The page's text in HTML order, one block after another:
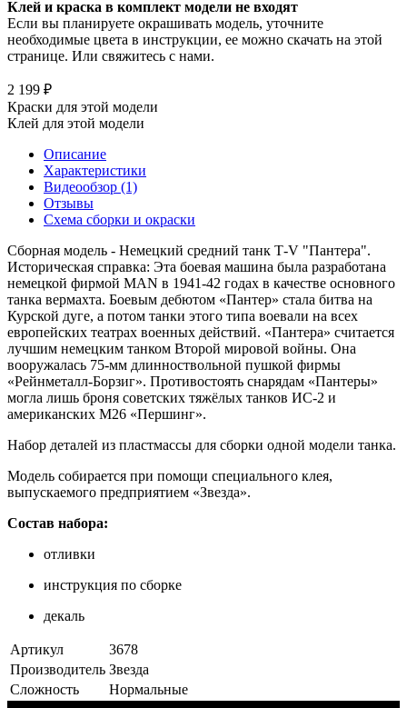
Клей и краска в комплект модели не входят
Если вы планируете окрашивать модель, уточните
необходимые цвета в инструкции, ее можно скачать на этой
странице. Или свяжитесь с нами.
2 199 ₽
Краски для этой модели
Клей для этой модели
Описание
Характеристики
Видеообзор (1)
Отзывы
Схема сборки и окраски
Сборная модель - Немецкий средний танк Т-V "Пантера".
Историческая справка: Эта боевая машина была разработана
немецкой фирмой MAN в 1941-42 годах в качестве основного
танка вермахта. Боевым дебютом «Пантер» стала битва на
Курской дуге, а потом танки этого типа воевали на всех
европейских театрах военных действий. «Пантера» считается
лучшим немецким танком Второй мировой войны. Она
вооружалась 75-мм длинноствольной пушкой фирмы
«Рейнметалл-Борзиг». Противостоять снарядам «Пантеры»
могла лишь броня советских тяжёлых танков ИС-2 и
американских M26 «Першинг».
Набор деталей из пластмассы для сборки одной модели танка.
Модель собирается при помощи специального клея,
выпускаемого предприятием «Звезда».
Состав набора:
отливки
инструкция по сборке
декаль
Артикул
3678
Производитель Звезда
Сложность
Нормальные